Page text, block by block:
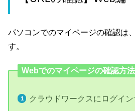
パソコンでのマイページの確認は
す。
Webでのマイページの確認方法
クラウドワークスにログイン